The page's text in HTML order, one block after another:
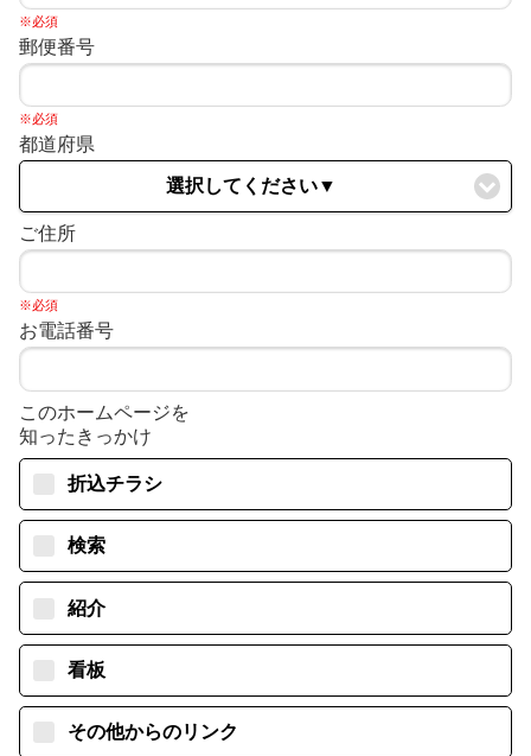
※必須
郵便番号
※必須
都道府県
選択してください▼
ご住所
※必須
お電話番号
このホームページを
知ったきっかけ
折込チラシ
検索
紹介
看板
その他からのリンク